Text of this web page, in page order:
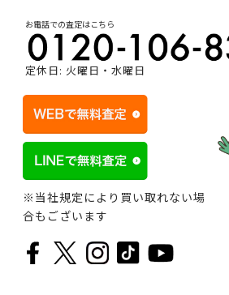
お電話での査定はこちら
定休日: 火曜日・水曜日
※当社規定により買い取れない場
合もございます